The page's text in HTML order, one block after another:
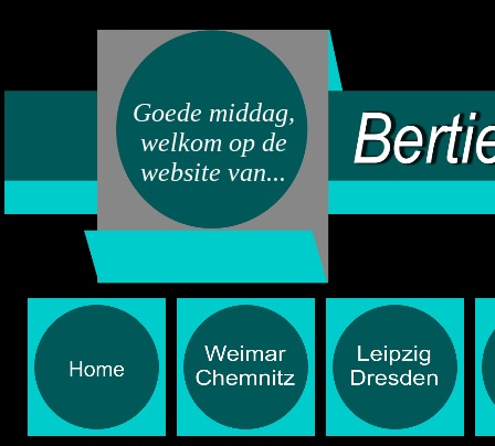
Goede middag,
welkom op de
website van...